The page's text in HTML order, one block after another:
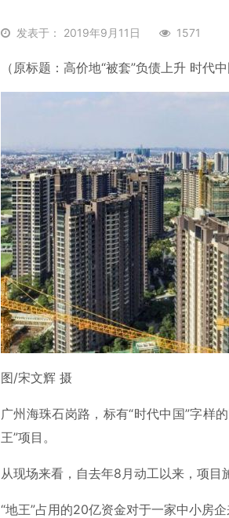
发表于： 2019年9月11日 1571
（原标题：高价地“被套”负债上升 时代
图/宋文辉 摄
广州海珠石岗路，标有“时代中国”字样
王”项目。
从现场来看，自去年8月动工以来，项目
“地王”占用的20亿资金对于一家中小房